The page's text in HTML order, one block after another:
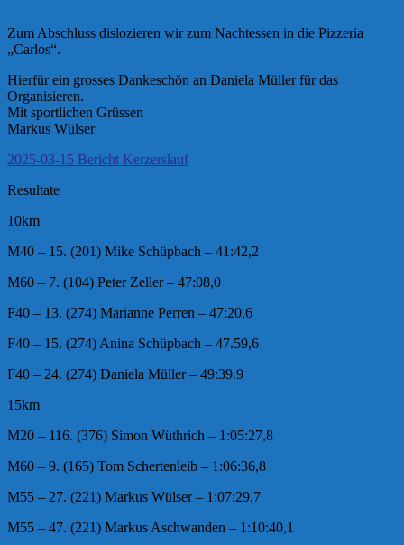
Zum Abschluss dislozieren wir zum Nachtessen in die Pizzeria
„Carlos“.
Hierfür ein grosses Dankeschön an Daniela Müller für das
Organisieren.
Mit sportlichen Grüssen
Markus Wülser
2025-03-15 Bericht Kerzerslauf
Resultate
10km
M40 – 15. (201) Mike Schüpbach – 41:42,2
M60 – 7. (104) Peter Zeller – 47:08,0
F40 – 13. (274) Marianne Perren – 47:20,6
F40 – 15. (274) Anina Schüpbach – 47.59,6
F40 – 24. (274) Daniela Müller – 49:39.9
15km
M20 – 116. (376) Simon Wüthrich – 1:05:27,8
M60 – 9. (165) Tom Schertenleib – 1:06:36,8
M55 – 27. (221) Markus Wülser – 1:07:29,7
M55 – 47. (221) Markus Aschwanden – 1:10:40,1